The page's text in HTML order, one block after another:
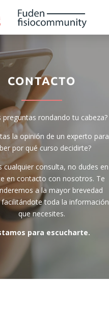
CONTACTO
preguntas rondando tu cabeza?
la opinión de un experto para
por qué curso decidirte?
cualquier consulta, no dudes en
en contacto con nosotros. Te
a la mayor brevedad
facilitándote toda la información
que necesites.
para escucharte.